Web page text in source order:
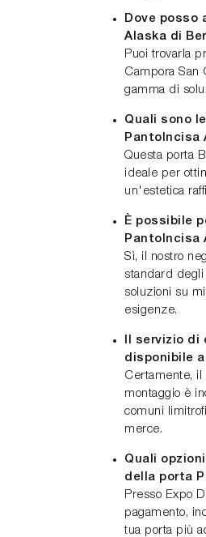
Dove posso
Alaska di
Puoi trovarla
Campora San
gamma di
Quali sono
PantoIncisa
Questa porta
ideale per
un'estetica
È possibile
PantoIncisa
Sì, il nostro
standard degli
soluzioni su
esigenze.
Il servizio
disponibile
Certamente, il
montaggio è
comuni
merce.
Quali
della porta
Presso Expo
pagamento,
tua porta più